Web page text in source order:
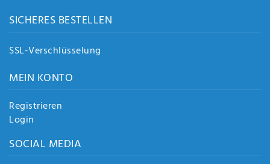
SICHERES BESTELLEN
SSL-Verschlüsselung
MEIN KONTO
Registrieren
Login
SOCIAL MEDIA